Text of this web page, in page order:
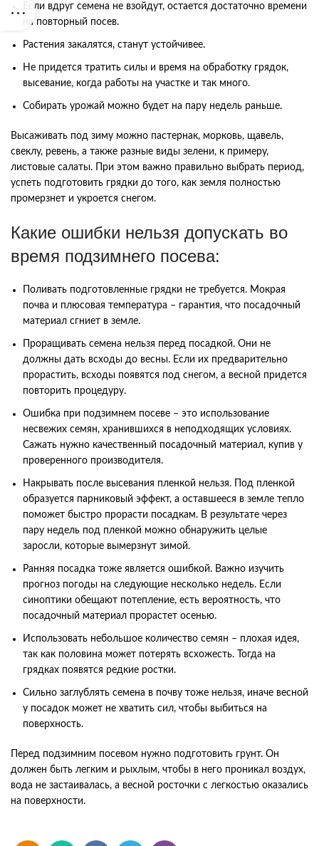
Если вдруг семена не взойдут, остается достаточно времени
на повторный посев.
Растения закалятся, станут устойчивее.
Не придется тратить силы и время на обработку грядок,
высевание, когда работы на участке и так много.
Собирать урожай можно будет на пару недель раньше.
Высаживать под зиму можно пастернак, морковь, щавель,
свеклу, ревень, а также разные виды зелени, к примеру,
листовые салаты. При этом важно правильно выбрать период,
успеть подготовить грядки до того, как земля полностью
промерзнет и укроется снегом.
Какие ошибки нельзя допускать во
время подзимнего посева:
Поливать подготовленные грядки не требуется. Мокрая
почва и плюсовая температура – гарантия, что посадочный
материал сгниет в земле.
Проращивать семена нельзя перед посадкой. Они не
должны дать всходы до весны. Если их предварительно
прорастить, всходы появятся под снегом, а весной придется
повторить процедуру.
Ошибка при подзимнем посеве – это использование
несвежих семян, хранившихся в неподходящих условиях.
Сажать нужно качественный посадочный материал, купив у
проверенного производителя.
Накрывать после высевания пленкой нельзя. Под пленкой
образуется парниковый эффект, а оставшееся в земле тепло
поможет быстро прорасти посадкам. В результате через
пару недель под пленкой можно обнаружить целые
заросли, которые вымерзнут зимой.
Ранняя посадка тоже является ошибкой. Важно изучить
прогноз погоды на следующие несколько недель. Если
синоптики обещают потепление, есть вероятность, что
посадочный материал прорастет осенью.
Использовать небольшое количество семян – плохая идея,
так как половина может потерять всхожесть. Тогда на
грядках появятся редкие ростки.
Сильно заглублять семена в почву тоже нельзя, иначе весной
у посадок может не хватить сил, чтобы выбиться на
поверхность.
Перед подзимним посевом нужно подготовить грунт. Он
должен быть легким и рыхлым, чтобы в него проникал воздух,
вода не застаивалась, а весной росточки с легкостью оказались
на поверхности.